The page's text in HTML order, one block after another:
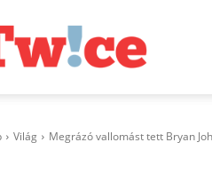
Világ Megrázó vallomást tett Bryan